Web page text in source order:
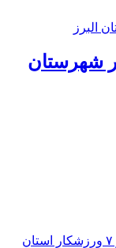
شهرستان